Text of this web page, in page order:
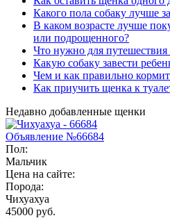
Какого пола собаку лучше
В каком возрасте лучше
или подрощенного?
Что нужно для путешествия
Какую собаку завести
Чем и как правильно
Как приучить щенка к
Недавно добавленные щенки
Объявление №66684
Пол:
Мальчик
Цена на сайте:
Порода:
Чихуахуа
45000 руб.